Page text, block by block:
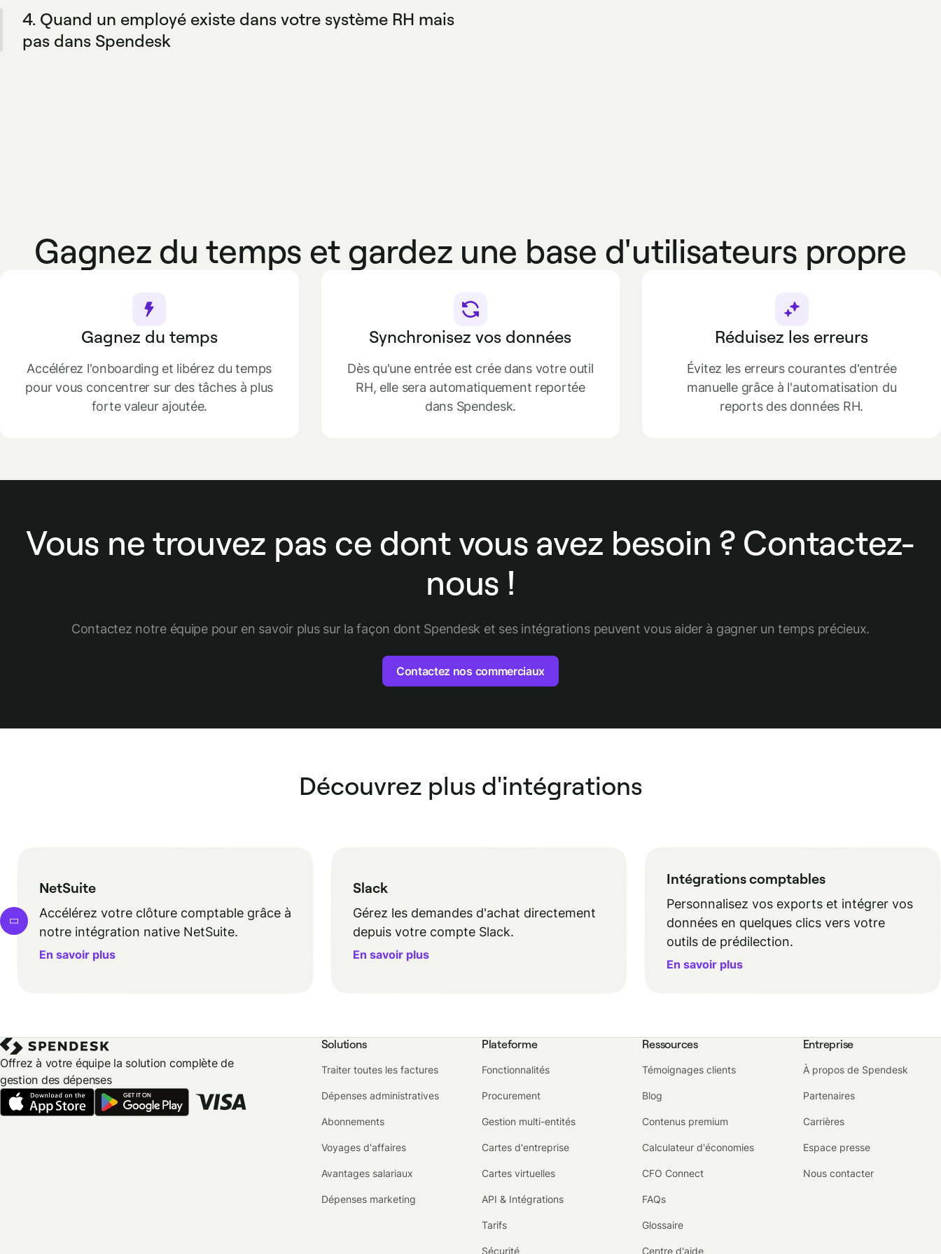
elles sont automatiquement synchronisées dans Spendesk.
4. Quand un employé existe dans votre système RH mais
pas dans Spendesk
Gagnez du temps et gardez une base d'utilisateurs propre
Gagnez du temps
Accélérez l'onboarding et libérez du temps
pour vous concentrer sur des tâches à plus
forte valeur ajoutée.
Synchronisez vos données
Dès qu'une entrée est crée dans votre outil
RH, elle sera automatiquement reportée
dans Spendesk.
Réduisez les erreurs
Évitez les erreurs courantes d'entrée
manuelle grâce à l'automatisation du
reports des données RH.
Vous ne trouvez pas ce dont vous avez besoin ? Contactez-
nous !
Contactez notre équipe pour en savoir plus sur la façon dont Spendesk et ses intégrations peuvent vous aider à gagner un temps précieux.
Contactez nos commerciaux
Découvrez plus d'intégrations
NetSuite
Accélérez votre clôture comptable grâce à
notre intégration native NetSuite.
En savoir plus
Slack
Gérez les demandes d'achat directement
depuis votre compte Slack.
En savoir plus
Intégrations comptables
Personnalisez vos exports et intégrer vos
données en quelques clics vers votre
outils de prédilection.
En savoir plus
Offrez à votre équipe la solution complète de
gestion des dépenses
Solutions
Traiter toutes les factures
Dépenses administratives
Abonnements
Voyages d'affaires
Avantages salariaux
Dépenses marketing
Plateforme
Fonctionnalités
Procurement
Gestion multi-entités
Cartes d'entreprise
Cartes virtuelles
API & Intégrations
Tarifs
Sécurité
Ressources
Témoignages clients
Blog
Contenus premium
Calculateur d'économies
CFO Connect
FAQs
Glossaire
Centre d'aide
Entreprise
À propos de Spendesk
Partenaires
Carrières
Espace presse
Nous contacter